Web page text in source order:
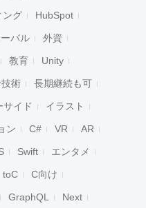
ング HubSpot
バル 外資
教育 Unity
術 長期継続も可
サイド イラスト
ン C# VR AR
Swift エンタメ
toC C向け
GraphQL Next